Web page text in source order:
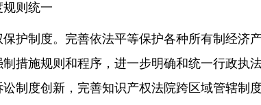
则统一
保护制度。完善依法平等保护各种所有制经
措施规则和程序，进一步明确和统一行政
制度创新，完善知识产权法院跨区域管辖制